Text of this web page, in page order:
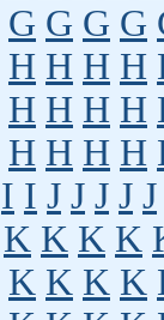
G G G G
H H H H
H H H H
H H H H
I I J J J J J
K K K K
K K K K